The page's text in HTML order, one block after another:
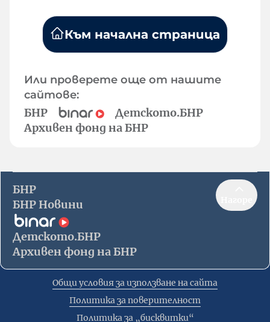
Към начална страница
Или проверете още от нашите
сайтове:
БНР
Детското.БНР
Архивен фонд на БНР
БНР
БНР Новини
Детското.БНР
Архивен фонд на БНР
Общи условия за използване на сайта
Политика за поверителност
Политика за „бисквитки“